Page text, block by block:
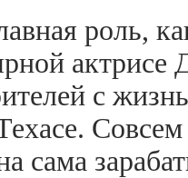
роль,
с
Совсем
сама